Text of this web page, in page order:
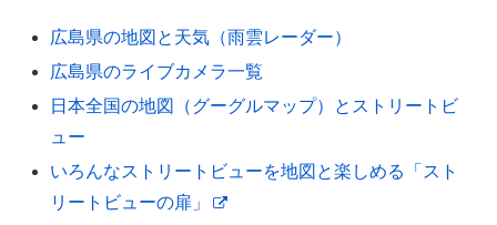
広島県の地図と天気（雨雲レーダー）
広島県のライブカメラ一覧
日本全国の地図（グーグルマップ）とストリートビ
ュー
いろんなストリートビューを地図と楽しめる「スト
リートビューの扉」